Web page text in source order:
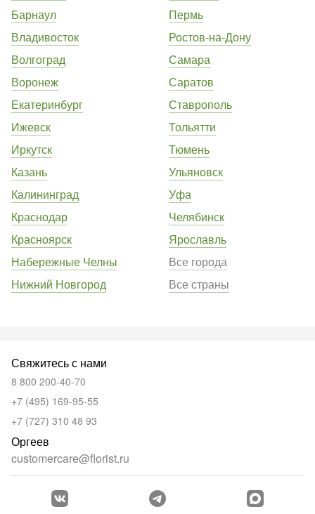
Барнаул
Владивосток
Волгоград
Воронеж
Екатеринбург
Ижевск
Иркутск
Казань
Калининград
Краснодар
Красноярск
Набережные Челны
Нижний Новгород
Пермь
Ростов-на-Дону
Самара
Саратов
Ставрополь
Тольятти
Тюмень
Ульяновск
Уфа
Челябинск
Ярославль
Все города
Все страны
Свяжитесь с нами
8 800 200-40-70
+7 (495) 169-95-55
+7 (727) 310 48 93
Оргеев
customercare@florist.ru